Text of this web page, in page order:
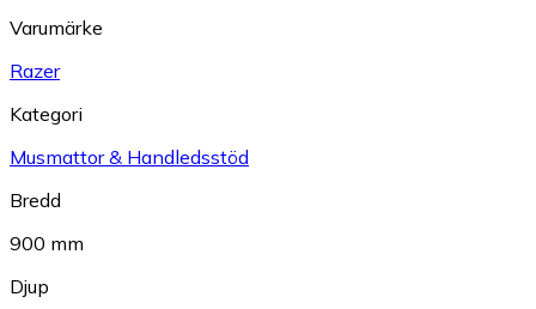
Varumärke
Razer
Kategori
Musmattor & Handledsstöd
Bredd
900 mm
Djup